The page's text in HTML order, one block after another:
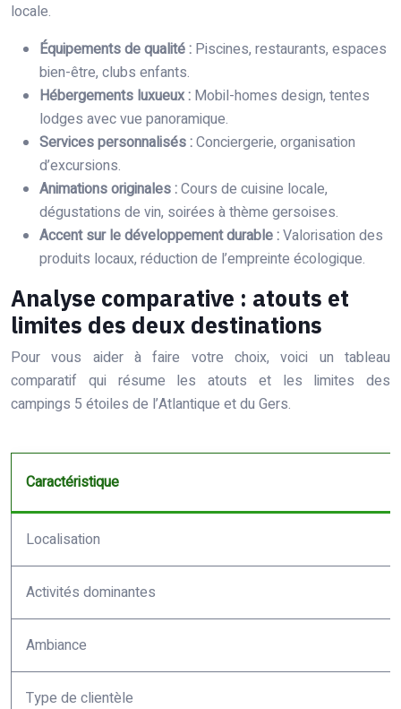
locale.
Équipements de qualité : Piscines, restaurants, espaces
bien-être, clubs enfants.
Hébergements luxueux : Mobil-homes design, tentes
lodges avec vue panoramique.
Services personnalisés :Conciergerie, organisation
d’excursions.
Animations originales :Cours de cuisine locale,
dégustations de vin, soirées à thème gersoises.
Accent sur le développement durable :Valorisation des
produits locaux, réduction de l’empreinte écologique.
Analyse comparative : atouts et
limites des deux destinations
Pour vous aider à faire votre choix, voici un tableau
comparatif qui résume les atouts et les limites des
campings 5 étoiles de l’Atlantique et du Gers.
Caractéristique
Localisation
Activités dominantes
Ambiance
Type de clientèle